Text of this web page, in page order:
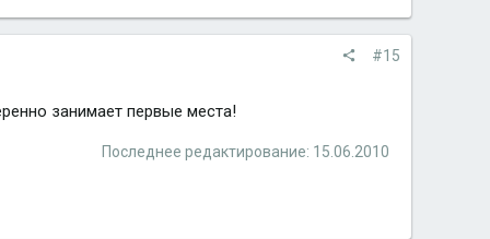
#15
занимает первые места!
Последнее редактирование: 15.06.2010